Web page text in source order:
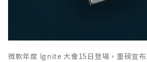
微軟年度 Ignite 大會15日登場，重磅宣